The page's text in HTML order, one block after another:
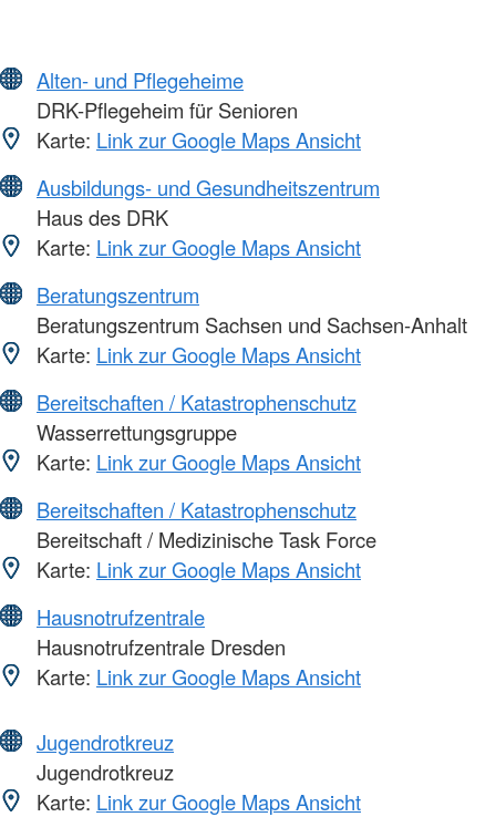
Alten- und Pflegeheime
DRK-Pflegeheim für Senioren
Karte: Link zur Google Maps Ansicht
Ausbildungs- und Gesundheitszentrum
Haus des DRK
Karte: Link zur Google Maps Ansicht
Beratungszentrum
Beratungszentrum Sachsen und Sachsen-Anhalt
Karte: Link zur Google Maps Ansicht
Bereitschaften / Katastrophenschutz
Wasserrettungsgruppe
Karte: Link zur Google Maps Ansicht
Bereitschaften / Katastrophenschutz
Bereitschaft / Medizinische Task Force
Karte: Link zur Google Maps Ansicht
Hausnotrufzentrale
Hausnotrufzentrale Dresden
Karte: Link zur Google Maps Ansicht
Jugendrotkreuz
Jugendrotkreuz
Karte: Link zur Google Maps Ansicht